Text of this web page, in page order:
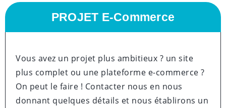
PROJET E-Commerce
Vous avez un projet plus ambitieux ? un site
plus complet ou une plateforme e-commerce ?
On peut le faire ! Contacter nous en nous
donnant quelques détails et nous établirons un